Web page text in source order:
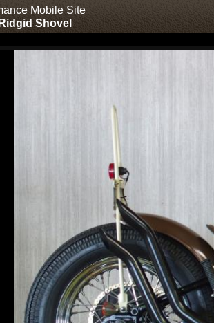
Mobile Site
Shovel